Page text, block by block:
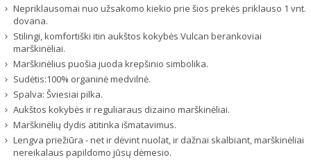
Nepriklausomai nuo užsakomo kiekio prie šios prekės priklauso 1 vnt.
dovana.
Stilingi, komfortiški itin aukštos kokybės Vulcan berankoviai
marškinėliai.
Marškinėlius puošia juoda krepšinio simbolika.
Sudėtis:100% organinė medvilnė.
Spalva: Šviesiai pilka.
Aukštos kokybės ir reguliaraus dizaino marškinėliai.
Marškinėlių dydis atitinka išmatavimus.
Lengva priežiūra - net ir dėvint nuolat, ir dažnai skalbiant, marškinėliai
nereikalaus papildomo jūsų dėmesio.